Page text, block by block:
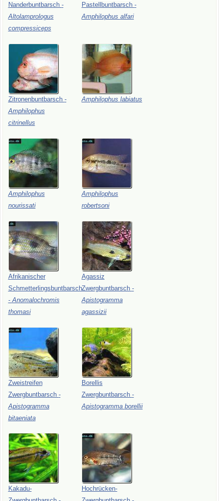
Nanderbuntbarsch -
Altolamprologus
compressiceps
Pastellbuntbarsch -
Amphilophus alfari
Zitronenbuntbarsch -
Amphilophus
citrinellus
Amphilophus labiatus
Amphilophus
nourissati
Amphilophus
robertsoni
Afrikanischer
Schmetterlingsbuntbarsch
- Anomalochromis
thomasi
Agassiz
Zwergbuntbarsch -
Apistogramma
agassizii
Zweistreifen
Zwergbuntbarsch -
Apistogramma
bitaeniata
Borellis
Zwergbuntbarsch -
Apistogramma borellii
Kakadu-
Hochrücken-